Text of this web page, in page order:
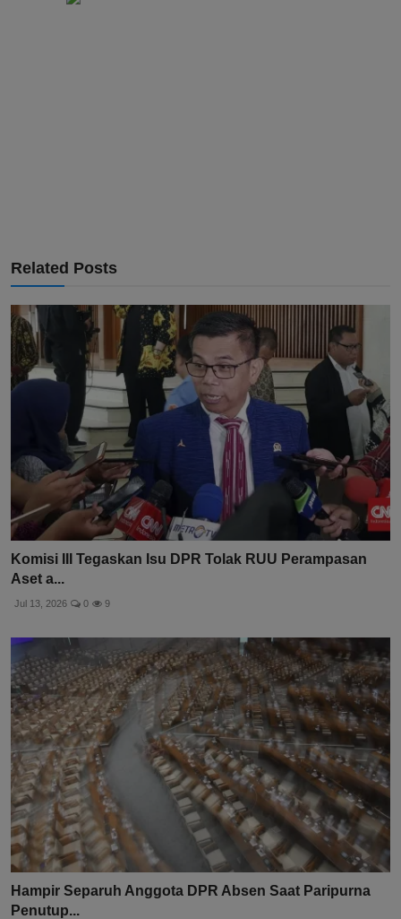
Related Posts
Komisi III Tegaskan Isu DPR Tolak RUU Perampasan
Aset a...
Jul 13, 2026 0 9
Hampir Separuh Anggota DPR Absen Saat Paripurna
Penutup...